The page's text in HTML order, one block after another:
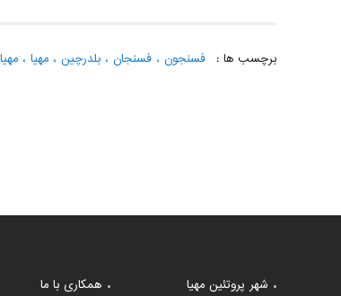
برچسب ها : فسنجون ، فسنجان ، بلدرچین ، مهیا ،
شهر پروتئین مهیا
همکاری با ما